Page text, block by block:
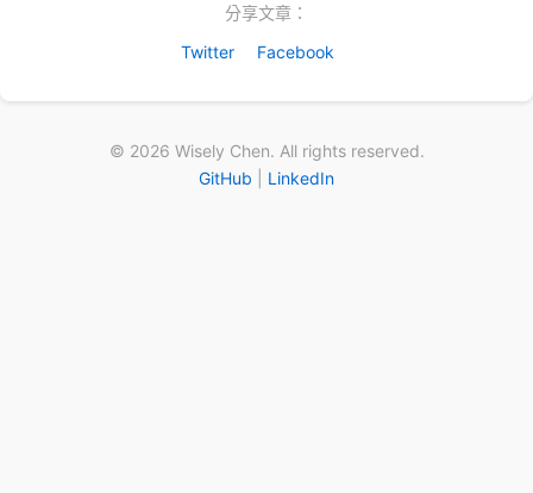
分享文章：
Twitter
Facebook
© 2026 Wisely Chen. All rights reserved.
GitHub
LinkedIn